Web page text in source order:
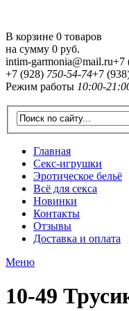
В корзине 0 товаров
на сумму 0 руб.
intim-garmonia@mail.ru+7
+7 (928) 750-54-74+7
Режим работы 10:00-
Главная
Секс-игрушки
Эротическое бельё
Всё для секса
Новинки
Контакты
Отзывы
Доставка и оплата
Меню
10-49